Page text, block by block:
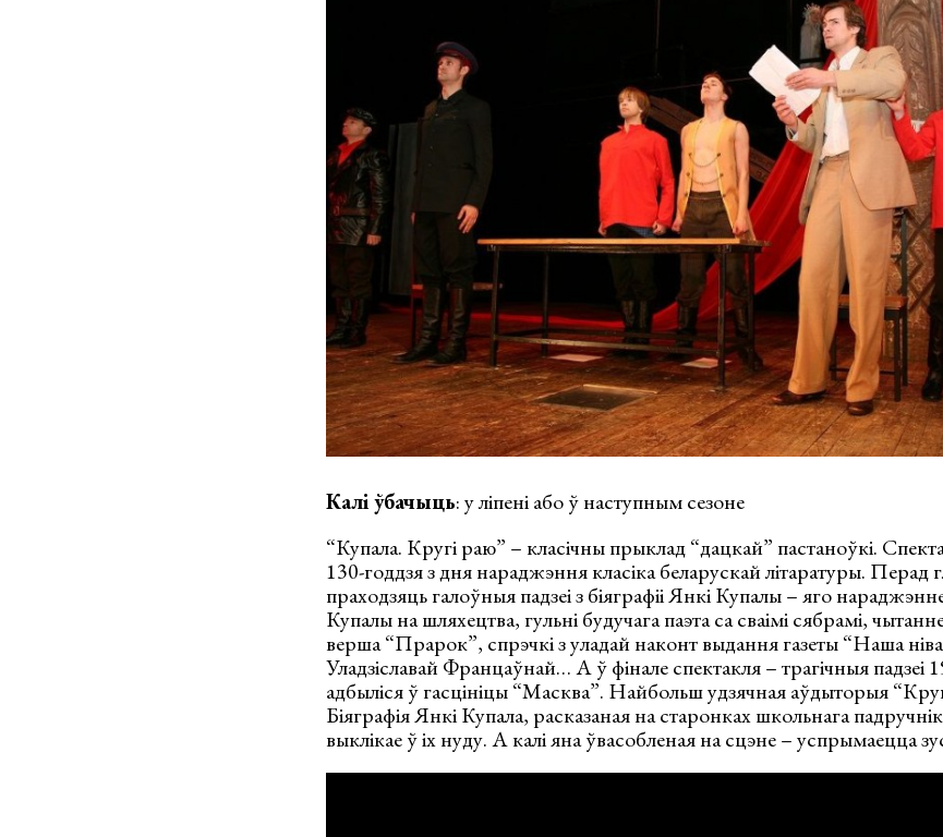
Калі ўбачыць: у ліпені або ў наступным сезоне
“Купала. Кругі раю” – класічны прыклад “дацкай” пастаноўкі.
130-годдзя з дня нараджэння класіка беларускай літаратуры. Перад
праходзяць галоўныя падзеі з біяграфіі Янкі Купалы – яго
Купалы на шляхецтва, гульні будучага паэта са сваімі сябрамі,
верша “Прарок”, спрэчкі з уладай наконт выдання газеты “Наша
Уладзіславай Францаўнай… А ў фінале спектакля – трагічныя падзеі
адбыліся ў гасцініцы “Масква”. Найбольш удзячная аўдыторыя
Біяграфія Янкі Купала, расказаная на старонках школьнага
выклікае ў іх нуду. А калі яна ўвасобленая на сцэне – успрымаецца